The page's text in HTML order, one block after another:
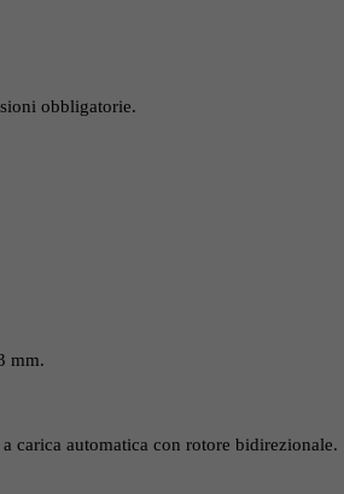
obbligatorie.
mm.
carica automatica con rotore bidirezionale.